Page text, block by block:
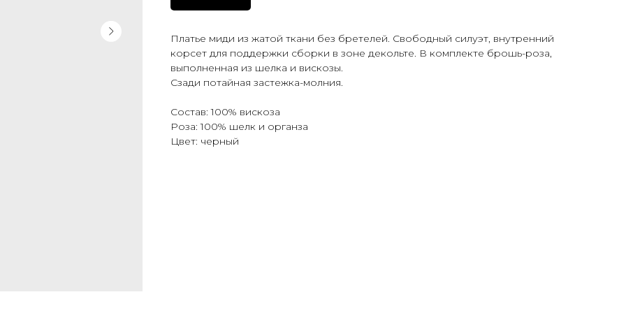
Платье миди из жатой ткани без бретелей. Свободный силуэт, внутренний
корсет для поддержки сборки в зоне декольте. В комплекте брошь-роза,
выполненная из шелка и вискозы.
Сзади потайная застежка-молния.
Состав: 100% вискоза
Роза: 100% шелк и органза
Цвет: черный